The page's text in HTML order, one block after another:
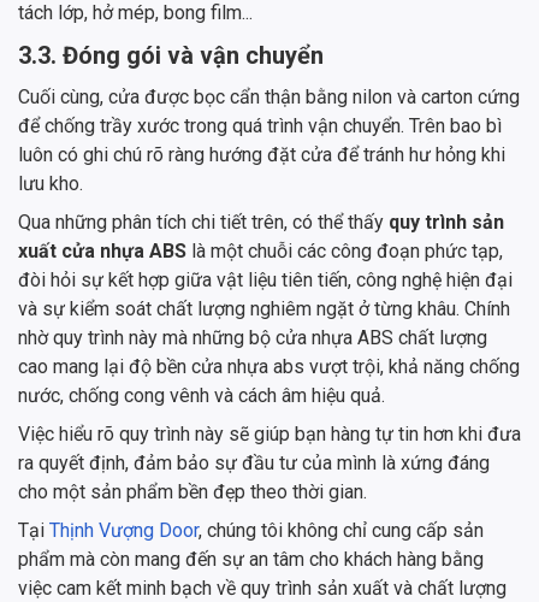
tách lớp, hở mép, bong film...
3.3. Đóng gói và vận chuyển
Cuối cùng, cửa được bọc cẩn thận bằng nilon và carton cứng
để chống trầy xước trong quá trình vận chuyển. Trên bao bì
luôn có ghi chú rõ ràng hướng đặt cửa để tránh hư hỏng khi
lưu kho.
Qua những phân tích chi tiết trên, có thể thấy quy trình sản
xuất cửa nhựa ABS là một chuỗi các công đoạn phức tạp,
đòi hỏi sự kết hợp giữa vật liệu tiên tiến, công nghệ hiện đại
và sự kiểm soát chất lượng nghiêm ngặt ở từng khâu. Chính
nhờ quy trình này mà những bộ cửa nhựa ABS chất lượng
cao mang lại độ bền cửa nhựa abs vượt trội, khả năng chống
nước, chống cong vênh và cách âm hiệu quả.
Việc hiểu rõ quy trình này sẽ giúp bạn hàng tự tin hơn khi đưa
ra quyết định, đảm bảo sự đầu tư của mình là xứng đáng
cho một sản phẩm bền đẹp theo thời gian.
Tại Thịnh Vượng Door, chúng tôi không chỉ cung cấp sản
phẩm mà còn mang đến sự an tâm cho khách hàng bằng
việc cam kết minh bạch về quy trình sản xuất và chất lượng